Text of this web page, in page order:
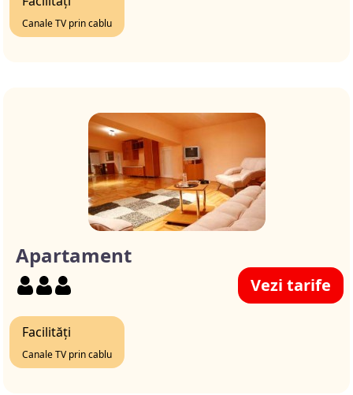
Canale TV prin cablu
Apartament
Vezi tarife
Facilități
Canale TV prin cablu